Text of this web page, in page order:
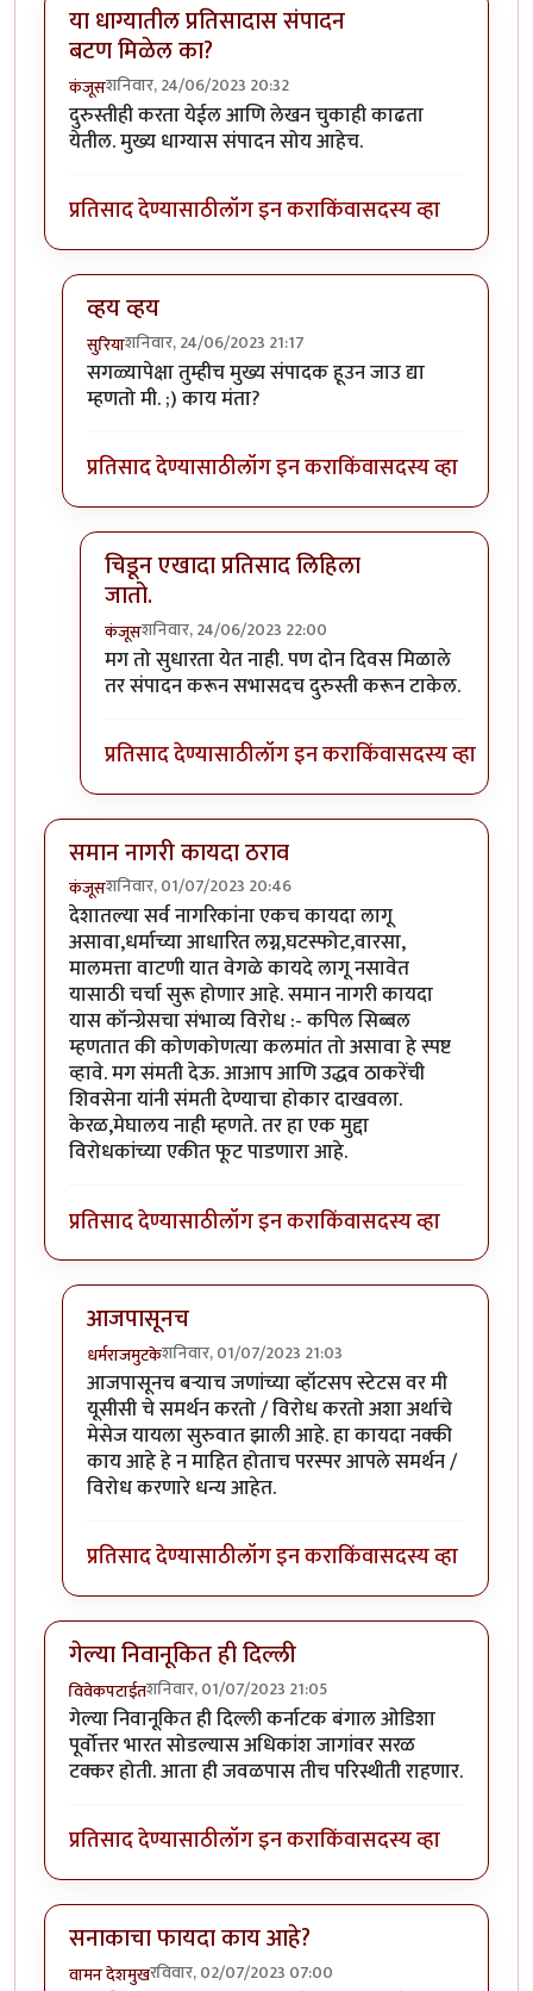
या धाग्यातील प्रतिसादास संपादन
बटण मिळेल का?
कंजूसशनिवार, 24/06/2023 20:32
दुरुस्तीही करता येईल आणि लेखन चुकाही काढता
येतील. मुख्य धाग्यास संपादन सोय आहेच.
प्रतिसाद देण्यासाठीलॉग इन कराकिंवासदस्य व्हा
व्हय व्हय
सुरियाशनिवार, 24/06/2023 21:17
In reply toया धाग्यातील प्रतिसादास संपादन बटण मिळेल
सगळ्यापेक्षा तुम्हीच मुख्य संपादक हूउन जाउ द्या
म्हणतो मी. ;) काय मंता?
प्रतिसाद देण्यासाठीलॉग इन कराकिंवासदस्य व्हा
चिडून एखादा प्रतिसाद लिहिला
जातो.
कंजूसशनिवार, 24/06/2023 22:00
In reply toव्हय व्हयbyसुरिया
मग तो सुधारता येत नाही. पण दोन दिवस मिळाले
तर संपादन करून सभासदच दुरुस्ती करून टाकेल.
प्रतिसाद देण्यासाठीलॉग इन कराकिंवासदस्य व्हा
समान नागरी कायदा ठराव
कंजूसशनिवार, 01/07/2023 20:46
देशातल्या सर्व नागरिकांना एकच कायदा लागू
असावा,धर्माच्या आधारित लग्न,घटस्फोट,वारसा,
मालमत्ता वाटणी यात वेगळे कायदे लागू नसावेत
यासाठी चर्चा सुरू होणार आहे. समान नागरी कायदा
यास कॉन्ग्रेसचा संभाव्य विरोध :- कपिल सिब्बल
म्हणतात की कोणकोणत्या कलमांत तो असावा हे स्पष्ट
व्हावे. मग संमती देऊ. आआप आणि उद्धव ठाकरेंची
शिवसेना यांनी संमती देण्याचा होकार दाखवला.
केरळ,मेघालय नाही म्हणते. तर हा एक मुद्दा
विरोधकांच्या एकीत फूट पाडणारा आहे.
प्रतिसाद देण्यासाठीलॉग इन कराकिंवासदस्य व्हा
आजपासूनच
धर्मराजमुटकेशनिवार, 01/07/2023 21:03
In reply toसमान नागरी कायदा ठरावbyकंजूस
आजपासूनच बर्‍याच जणांच्या व्हॉटसप स्टेटस वर मी
यूसीसी चे समर्थन करतो / विरोध करतो अशा अर्थाचे
मेसेज यायला सुरुवात झाली आहे. हा कायदा नक्की
काय आहे हे न माहित होताच परस्पर आपले समर्थन /
विरोध करणारे धन्य आहेत.
प्रतिसाद देण्यासाठीलॉग इन कराकिंवासदस्य व्हा
गेल्या निवानूकित ही दिल्ली
विवेकपटाईतशनिवार, 01/07/2023 21:05
गेल्या निवानूकित ही दिल्ली कर्नाटक बंगाल ओडिशा
पूर्वोत्तर भारत सोडल्यास अधिकांश जागांवर सरळ
टक्कर होती. आता ही जवळपास तीच परिस्थीती राहणार.
प्रतिसाद देण्यासाठीलॉग इन कराकिंवासदस्य व्हा
सनाकाचा फायदा काय आहे?
वामन देशमुखरविवार, 02/07/2023 07:00